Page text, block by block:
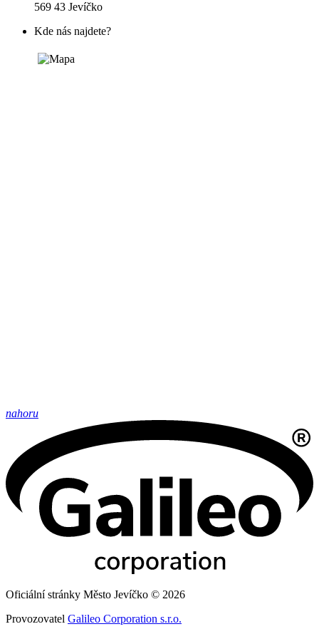
569 43 Jevíčko
Kde nás najdete?
nahoru
Oficiální stránky Město Jevíčko © 2026
Provozovatel Galileo Corporation s.r.o.